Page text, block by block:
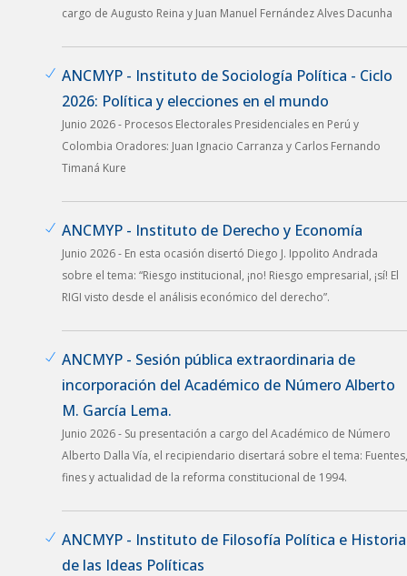
cargo de Augusto Reina y Juan Manuel Fernández Alves Dacunha
ANCMYP - Instituto de Sociología Política - Ciclo
2026: Política y elecciones en el mundo
Junio 2026 - Procesos Electorales Presidenciales en Perú y
Colombia Oradores: Juan Ignacio Carranza y Carlos Fernando
Timaná Kure
ANCMYP - Instituto de Derecho y Economía
Junio 2026 - En esta ocasión disertó Diego J. Ippolito Andrada
sobre el tema: “Riesgo institucional, ¡no! Riesgo empresarial, ¡sí! El
RIGI visto desde el análisis económico del derecho”.
ANCMYP - Sesión pública extraordinaria de
incorporación del Académico de Número Alberto
M. García Lema.
Junio 2026 - Su presentación a cargo del Académico de Número
Alberto Dalla Vía, el recipiendario disertará sobre el tema: Fuentes,
fines y actualidad de la reforma constitucional de 1994.
ANCMYP - Instituto de Filosofía Política e Historia
de las Ideas Políticas